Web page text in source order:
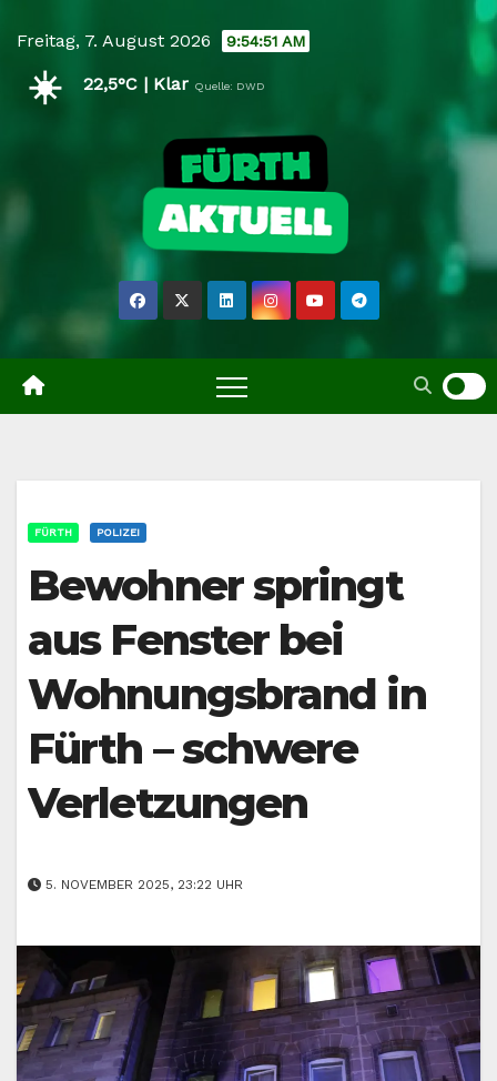
content
Freitag, 7. August 2026 9:54:51 AM
☀️ 22,5°C | Klar Quelle: DWD
FÜRTH POLIZEI
Bewohner springt
aus Fenster bei
Wohnungsbrand in
Fürth – schwere
Verletzungen
5. NOVEMBER 2025, 23:22 UHR